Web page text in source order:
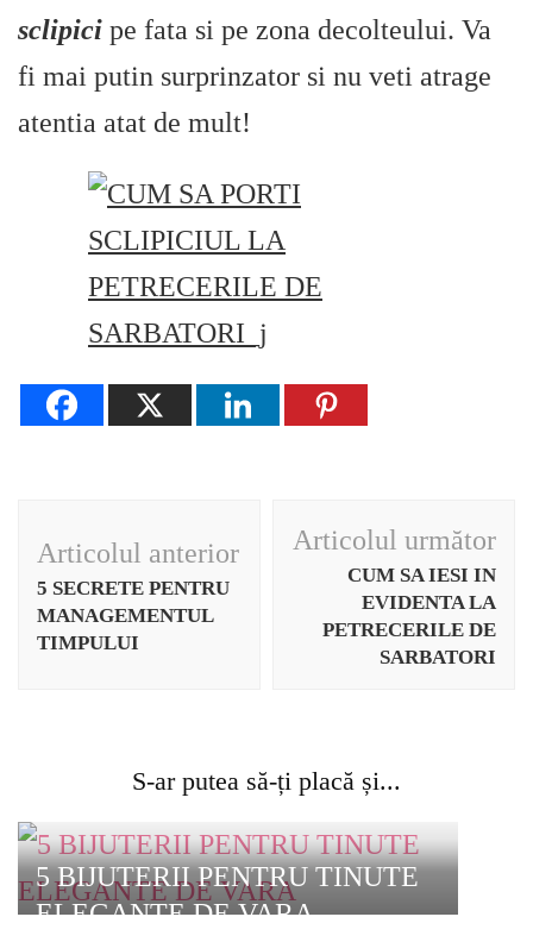
sclipici pe fata si pe zona decolteului. Va
fi mai putin surprinzator si nu veti atrage
atentia atat de mult!
în
articole
Articolul anterior
5 SECRETE PENTRU
MANAGEMENTUL
TIMPULUI
Articolul următor
CUM SA IESI IN
EVIDENTA LA
PETRECERILE DE
SARBATORI
S-ar putea să-ți placă și...
5 BIJUTERII PENTRU TINUTE
ELEGANTE DE VARA
8 SFATURI PENTRU